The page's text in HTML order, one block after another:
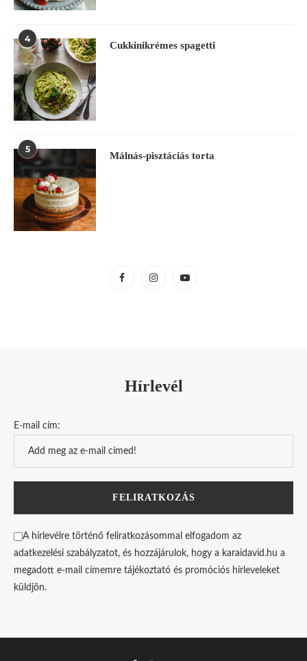
4
Cukkinikrémes spagetti
5
Málnás-pisztáciás torta
Hírlevél
E-mail cím:
A hírlevélre történő feliratkozásommal elfogadom az
adatkezelési szabályzatot, és hozzájárulok, hogy a karaidavid.hu a
megadott e-mail címemre tájékoztató és promóciós hírleveleket
küldjön.